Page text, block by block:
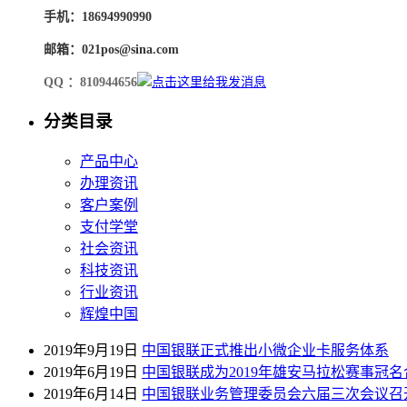
手机：18694990990
邮箱：021pos@sina.com
QQ ：810944656
分类目录
产品中心
办理资讯
客户案例
支付学堂
社会资讯
科技资讯
行业资讯
辉煌中国
2019年9月19日 中国银联正式推出小微企业卡服务体系
2019年6月19日 中国银联成为2019年雄安马拉松赛事冠
2019年6月14日 中国银联业务管理委员会六届三次会议召